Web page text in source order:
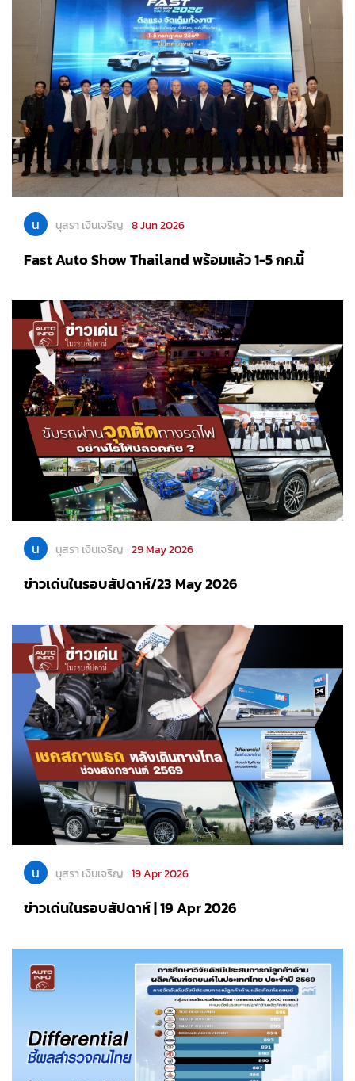
น นุสรา เงินเจริญ 8 Jun 2026
Fast Auto Show Thailand พร้อมแล้ว 1-5 กค.นี้
น นุสรา เงินเจริญ 29 May 2026
ข่าวเด่นในรอบสัปดาห์/23 May 2026
น นุสรา เงินเจริญ 19 Apr 2026
ข่าวเด่นในรอบสัปดาห์ | 19 Apr 2026